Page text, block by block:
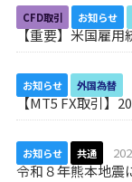
CFD取引 お知らせ
【重要】米国雇用
お知らせ 外国為替
【MT5 FX取引】
お知らせ 共通
令和８年熊本地震